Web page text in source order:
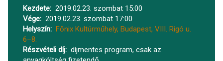
Kezdete
2019.02.23. szombat 15:00
Vége
2019.02.23. szombat 17:00
Helyszín
Főnix Kultúrműhely, Budapest, VIII. Rigó u.
6–8.
Részvételi díj
díjmentes program, csak az